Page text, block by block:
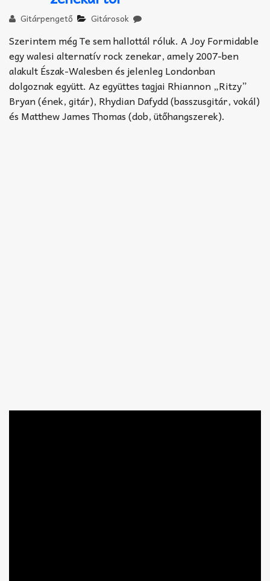
Improvizáció
Gitárpengető Gitárosok
Szerintem még Te sem hallottál róluk. A Joy Formidable
egy walesi alternatív rock zenekar, amely 2007-ben
alakult Észak-Walesben és jelenleg Londonban
dolgoznak együtt. Az együttes tagjai Rhiannon „Ritzy”
Bryan (ének, gitár), Rhydian Dafydd (basszusgitár, vokál)
és Matthew James Thomas (dob, ütőhangszerek).